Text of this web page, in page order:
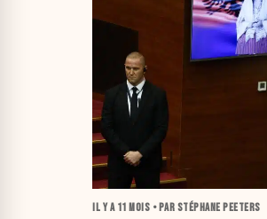
IL Y A 11 MOIS • PAR STÉPHANE PEETERS